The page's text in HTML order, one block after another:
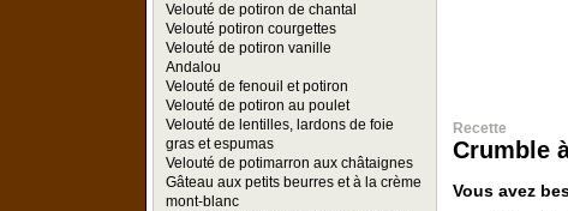
Velouté de potiron de chantal
Velouté potiron courgettes
Velouté de potiron vanille
Andalou
Velouté de fenouil et potiron
Velouté de potiron au poulet
Velouté de lentilles, lardons de foie
gras et espumas
Velouté de potimarron aux châtaignes
Gâteau aux petits beurres et à la crème
mont-blanc
Recette
Crumble
Vous avez